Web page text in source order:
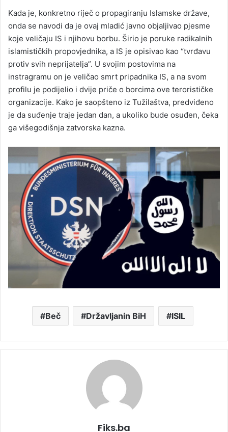
Kada je, konkretno riječ o propagiranju Islamske države,
onda se navodi da je ovaj mladić javno objaljivao pjesme
koje veličaju IS i njihovu borbu. Širio je poruke radikalnih
islamističkih propovjednika, a IS je opisivao kao “tvrđavu
protiv svih neprijatelja”. U svojim postovima na
instragramu on je veličao smrt pripadnika IS, a na svom
profilu je podijelio i dvije priče o borcima ove terorističke
organizacije. Kako je saopšteno iz Tužilaštva, predviđeno
je da suđenje traje jedan dan, a ukoliko bude osuđen, čeka
ga višegodišnja zatvorska kazna.
Beč Državljanin BiH ISIL
Fiks.ba